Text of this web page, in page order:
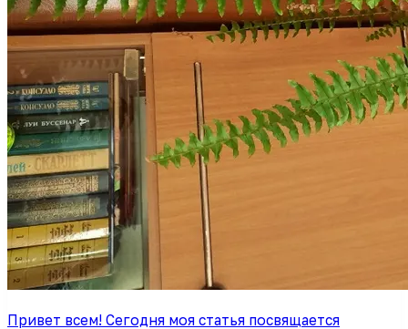
Привет всем! Сегодня моя статья посвящается